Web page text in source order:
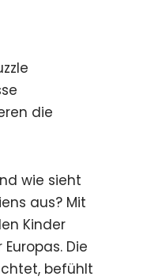
die
wie sieht
aus? Mit
Kinder
Die
befühlt